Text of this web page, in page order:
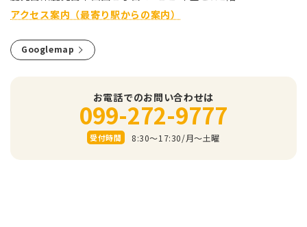
アクセス案内（最寄り駅からの案内）
Googlemap
お電話でのお問い合わせは
099-272-9777
受付時間 8:30～17:30/⽉〜⼟曜